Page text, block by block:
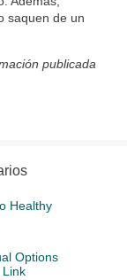
saquen de un
publicada
Healthy
Options
Link